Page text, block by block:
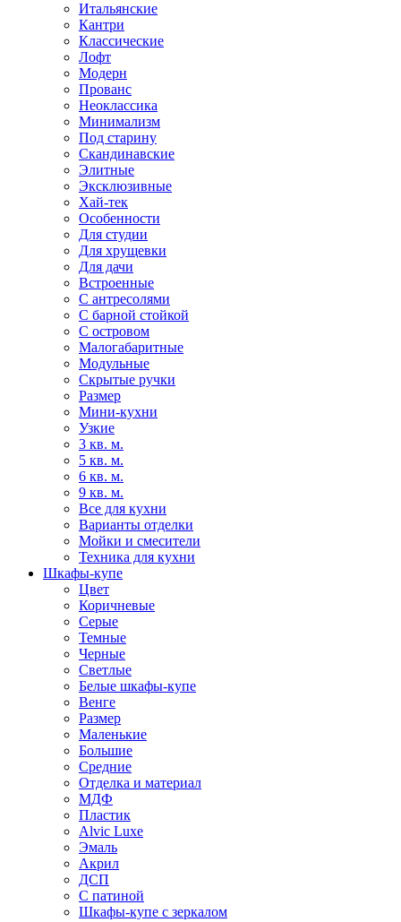
Итальянские
Кантри
Классические
Лофт
Модерн
Прованс
Неоклассика
Минимализм
Под старину
Скандинавские
Элитные
Эксклюзивные
Хай-тек
Особенности
Для студии
Для хрущевки
Для дачи
Встроенные
С антресолями
С барной стойкой
С островом
Малогабаритные
Модульные
Скрытые ручки
Размер
Мини-кухни
Узкие
3 кв. м.
5 кв. м.
6 кв. м.
9 кв. м.
Все для кухни
Варианты отделки
Мойки и смесители
Техника для кухни
Шкафы-купе
Цвет
Коричневые
Серые
Темные
Черные
Светлые
Белые шкафы-купе
Венге
Размер
Маленькие
Большие
Средние
Отделка и материал
МДФ
Пластик
Alvic Luxe
Эмаль
Акрил
ДСП
С патиной
Шкафы-купе с зеркалом